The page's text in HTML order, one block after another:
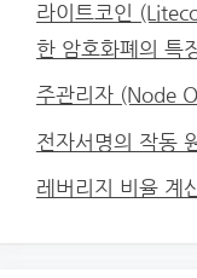
라이트코인
한 암호화폐의 특
주관리자 (Node
전자서명의 작동
레버리지 비율 계